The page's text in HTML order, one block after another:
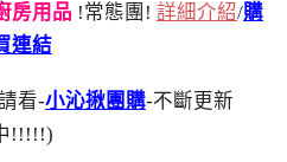
房用品 !常態團! 詳細介紹/購
連結
看-小沁揪團購-不斷更新
!!!!!)